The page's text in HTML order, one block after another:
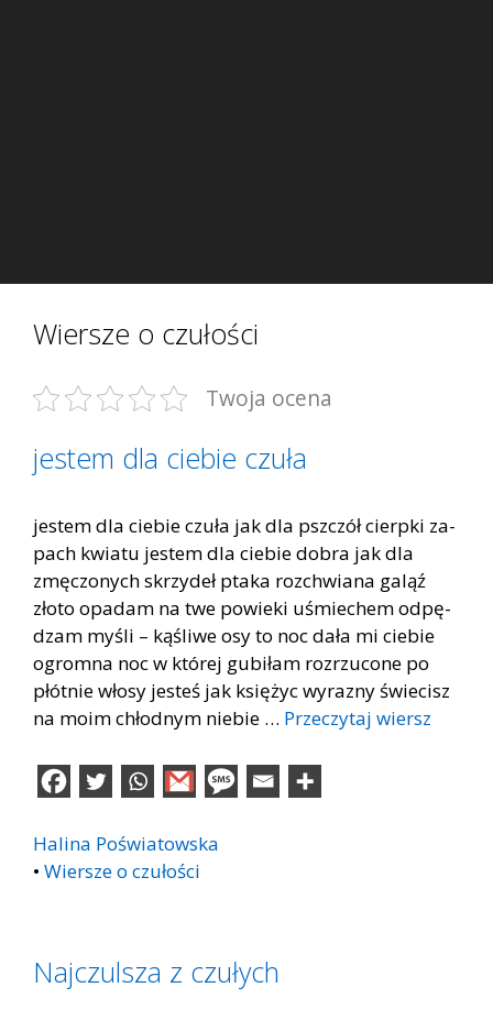
Wiersze o czułości
Twoja ocena
je­stem dla cie­bie czu­ła
je­stem dla cie­bie czu­ła jak dla psz­czół cierp­ki za­
pach kwia­tu je­stem dla cie­bie do­bra jak dla
zmę­czo­nych skrzy­deł pta­ka roz­chwia­na ga­ląź
zło­to opa­dam na twe po­wie­ki uśmie­chem od­pę­
dzam my­śli – ką­śli­we osy to noc dała mi cie­bie
ogrom­na noc w któ­rej gu­bi­łam roz­rzu­co­ne po
płót­nie wło­sy je­steś jak księ­życ wy­ra­zny świe­cisz
na moim chłod­nym nie­bie … Przeczytaj wiersz
Halina Poświatowska
• Wiersze o czułości
Najczulsza z czułych